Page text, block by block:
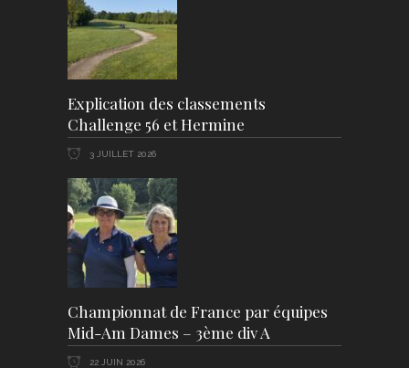
Explication des classements
Challenge 56 et Hermine
3 JUILLET 2026
Championnat de France par équipes
Mid-Am Dames – 3ème div A
22 JUIN 2026